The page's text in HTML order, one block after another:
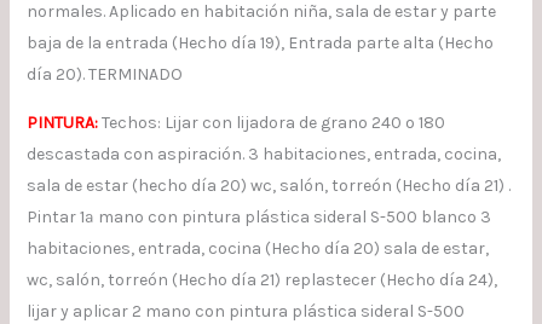
normales. Aplicado en habitación niña, sala de estar y parte
baja de la entrada (Hecho día 19), Entrada parte alta (Hecho
día 20). TERMINADO
PINTURA:Techos: Lijar con lijadora de grano 240 o 180
descastada con aspiración. 3 habitaciones, entrada, cocina,
sala de estar (hecho día 20) wc, salón, torreón (Hecho día 21) .
Pintar 1ª mano con pintura plástica sideral S-500 blanco 3
habitaciones, entrada, cocina (Hecho día 20) sala de estar,
wc, salón, torreón (Hecho día 21) replastecer (Hecho día 24),
lijar y aplicar 2 mano con pintura plástica sideral S-500